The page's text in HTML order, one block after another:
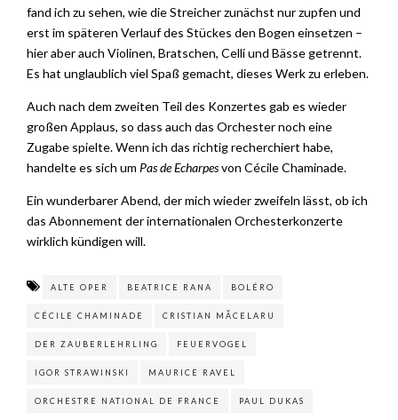
fand ich zu sehen, wie die Streicher zunächst nur zupfen und
erst im späteren Verlauf des Stückes den Bogen einsetzen –
hier aber auch Violinen, Bratschen, Celli und Bässe getrennt.
Es hat unglaublich viel Spaß gemacht, dieses Werk zu erleben.
Auch nach dem zweiten Teil des Konzertes gab es wieder
großen Applaus, so dass auch das Orchester noch eine
Zugabe spielte. Wenn ich das richtig recherchiert habe,
handelte es sich um Pas de Echarpesvon Cécile Chaminade.
Ein wunderbarer Abend, der mich wieder zweifeln lässt, ob ich
das Abonnement der internationalen Orchesterkonzerte
wirklich kündigen will.
ALTE OPER BEATRICE RANA BOLÉRO
CÉCILE CHAMINADE CRISTIAN MĂCELARU
DER ZAUBERLEHRLING FEUERVOGEL
IGOR STRAWINSKI MAURICE RAVEL
ORCHESTRE NATIONAL DE FRANCE PAUL DUKAS